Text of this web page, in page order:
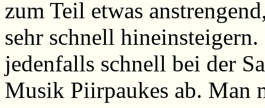
zum Teil etwas
sehr schnell
jedenfalls schnell bei der
Musik Piirpaukes ab. Man